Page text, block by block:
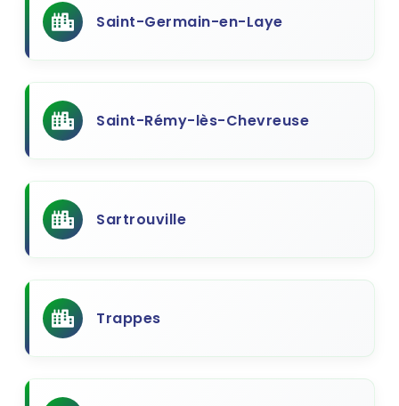
Saint-Germain-en-Laye
Saint-Rémy-lès-Chevreuse
Sartrouville
Trappes